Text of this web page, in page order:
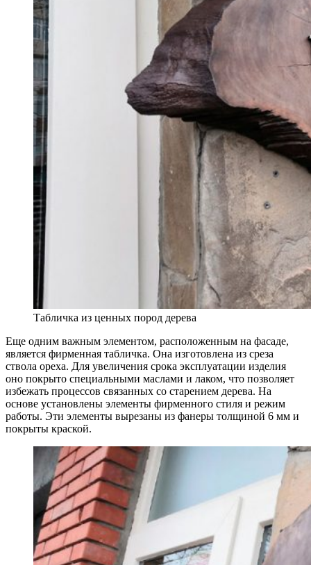
Табличка из ценных пород дерева
Еще одним важным элементом, расположенным на фасаде,
является фирменная табличка. Она изготовлена из среза
ствола ореха. Для увеличения срока эксплуатации изделия
оно покрыто специальными маслами и лаком, что позволяет
избежать процессов связанных со старением дерева. На
основе установлены элементы фирменного стиля и режим
работы. Эти элементы вырезаны из фанеры толщиной 6 мм и
покрыты краской.